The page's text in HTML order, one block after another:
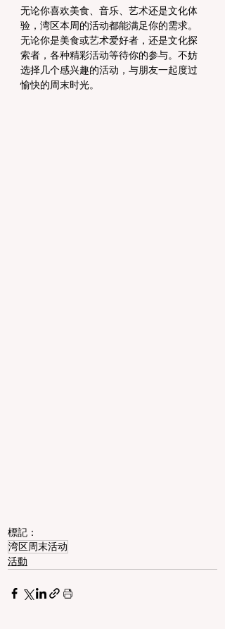
无论你喜欢美食、音乐、艺术还是文化体
验，湾区本周的活动都能满足你的需求。
无论你是美食或艺术爱好者，还是文化探
索者，各种精彩活动等待你的参与。不妨
选择几个感兴趣的活动，与朋友一起度过
愉快的周末时光。
標記：
湾区周末活动
活動